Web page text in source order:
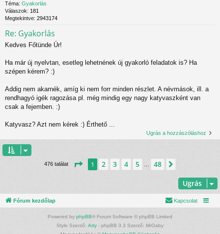
Téma: Gyakorlás
Válaszok: 181
Megtekintve: 2943174
Re: Gyakorlás
Kedves Főtünde Úr!
Ha már új nyelvtan, esetleg lehetnének új gyakorló feladatok is? Ha
szépen kérem? :)
Addig nem akarnék, amíg ki nem forr minden részlet. A névmások, ill. a
rendhagyó igék ragozása pl. még mindig egy nagy katyvaszként van
csak a fejemben. :)
Katyvasz? Azt nem kérek :) Érthető ...
Ugrás a hozzászóláshoz
476 találat Oldal:1 /48
1 2 3 4 5 48
Ugrás
Fórum kezdőlap Kapcsolat
Powered by phpBB® Forum Software © phpBB Limited
Style Szerző: Arty - phpBB 3.3 Szerző: MrGaby